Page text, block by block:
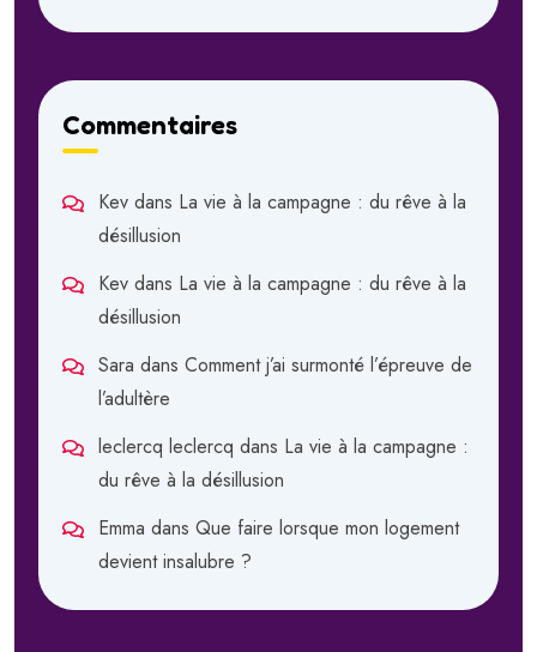
Commentaires
Kev dans La vie à la campagne : du rêve à la
désillusion
Kev dans La vie à la campagne : du rêve à la
désillusion
Sara dans Comment j’ai surmonté l’épreuve de
l’adultère
leclercq leclercq dans La vie à la campagne :
du rêve à la désillusion
Emma dans Que faire lorsque mon logement
devient insalubre ?